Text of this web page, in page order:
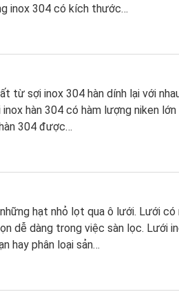
inox 304 có kích thước…
từ sợi inox 304 hàn dính lại với
hàn 304 có hàm lượng niken lớn
304 được…
hạt nhỏ lọt qua ô lưới. Lưới có
dễ dàng trong việc sàn lọc. Lưới
hay phân loại sản…